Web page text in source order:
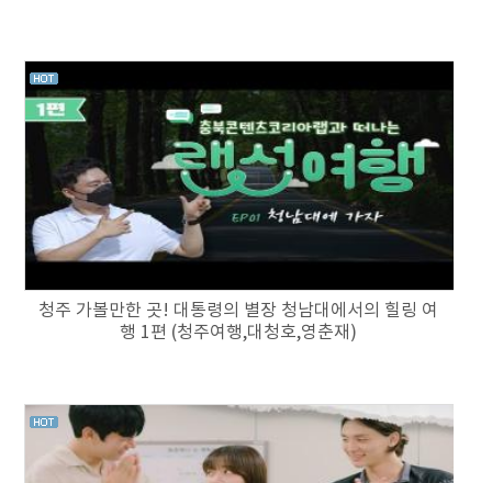
청주 가볼만한 곳! 대통령의 별장 청남대에서의 힐링 여
행 1편 (청주여행,대청호,영춘재)